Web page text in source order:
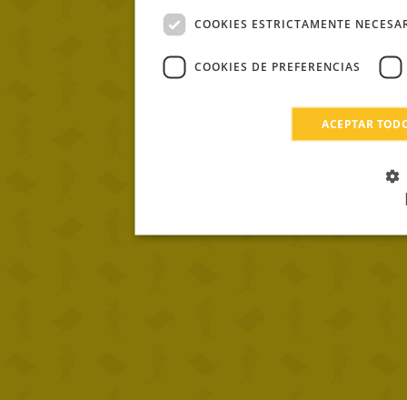
COOKIES ESTRICTAMENTE
COOKIES DE PREFERENCIAS
ACEPTAR